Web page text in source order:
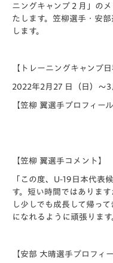
ニングキャンプ２月」の
たします。笠柳選手・安
します。
【トレーニングキャンプ日
2022年2月27 日（日）～3
【笠柳 翼選手プロフィール
【笠柳 翼選手コメント】
「この度、U-19日本代表
す。短い時間ではありま
し少しでも成長して帰っ
になれるように頑張ります
【安部 大晴選手プロフィー